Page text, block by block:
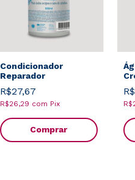
Condicionador
Reparador
R$27,67
R$26,29 com Pix
Comprar